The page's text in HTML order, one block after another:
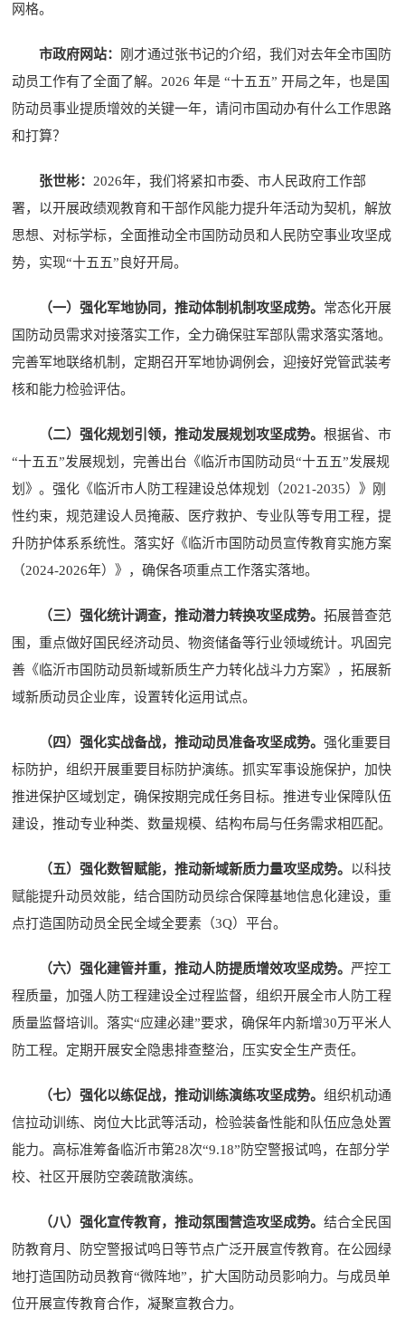
网格。
市政府网站： 刚才通过张书记的介绍，我们对去年全市国防
动员工作有了全面了解。2026 年是 “十五五” 开局之年，也是国
防动员事业提质增效的关键一年，请问市国动办有什么工作思路
和打算？
张世彬：2026年，我们将紧扣市委、市人民政府工作部
署，以开展政绩观教育和干部作风能力提升年活动为契机，解放
思想、对标学标，全面推动全市国防动员和人民防空事业攻坚成
势，实现“十五五”良好开局。
（一）强化军地协同，推动体制机制攻坚成势。 常态化开展
国防动员需求对接落实工作，全力确保驻军部队需求落实落地。
完善军地联络机制，定期召开军地协调例会，迎接好党管武装考
核和能力检验评估。
（二）强化规划引领，推动发展规划攻坚成势。根据省、市
“十五五”发展规划，完善出台《临沂市国防动员“十五五”发展规
划》。强化《临沂市人防工程建设总体规划（2021-2035）》刚
性约束，规范建设人员掩蔽、医疗救护、专业队等专用工程，提
升防护体系系统性。落实好《临沂市国防动员宣传教育实施方案
（2024-2026年）》，确保各项重点工作落实落地。
（三）强化统计调查，推动潜力转换攻坚成势。拓展普查范
围，重点做好国民经济动员、物资储备等行业领域统计。巩固完
善《临沂市国防动员新域新质生产力转化战斗力方案》，拓展新
域新质动员企业库，设置转化运用试点。
（四）强化实战备战，推动动员准备攻坚成势。强化重要目
标防护，组织开展重要目标防护演练。抓实军事设施保护，加快
推进保护区域划定，确保按期完成任务目标。推进专业保障队伍
建设，推动专业种类、数量规模、结构布局与任务需求相匹配。
（五）强化数智赋能，推动新域新质力量攻坚成势。 以科技
赋能提升动员效能，结合国防动员综合保障基地信息化建设，重
点打造国防动员全民全域全要素（3Q）平台。
（六）强化建管并重，推动人防提质增效攻坚成势。 严控工
程质量，加强人防工程建设全过程监督，组织开展全市人防工程
质量监督培训。落实“应建必建”要求，确保年内新增30万平米人
防工程。定期开展安全隐患排查整治，压实安全生产责任。
（七）强化以练促战，推动训练演练攻坚成势。组织机动通
信拉动训练、岗位大比武等活动，检验装备性能和队伍应急处置
能力。高标准筹备临沂市第28次“9.18”防空警报试鸣，在部分学
校、社区开展防空袭疏散演练。
（八）强化宣传教育，推动氛围营造攻坚成势。结合全民国
防教育月、防空警报试鸣日等节点广泛开展宣传教育。在公园绿
地打造国防动员教育“微阵地”，扩大国防动员影响力。与成员单
位开展宣传教育合作，凝聚宣教合力。